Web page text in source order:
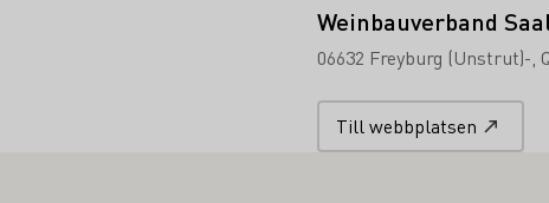
Weinbauverband
06632 Freyburg (Unstrut)-
Till webbplatsen